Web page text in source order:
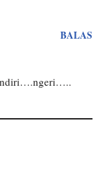
BALAS
ndiri….ngeri…..